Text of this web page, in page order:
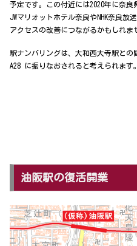
予定です。この付近には2020年に奈良
JWマリオットホテル奈良やNHK奈良放
アクセスの改善につながるかもしれま
駅ナンバリングは、大和西大寺駅と
A28 に振りなおされると考えられます。
油阪駅の復活開業